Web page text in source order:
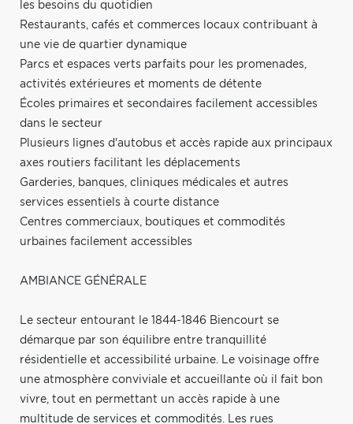
les besoins du quotidien
Restaurants, cafés et commerces locaux contribuant à
une vie de quartier dynamique
Parcs et espaces verts parfaits pour les promenades,
activités extérieures et moments de détente
Écoles primaires et secondaires facilement accessibles
dans le secteur
Plusieurs lignes d'autobus et accès rapide aux principaux
axes routiers facilitant les déplacements
Garderies, banques, cliniques médicales et autres
services essentiels à courte distance
Centres commerciaux, boutiques et commodités
urbaines facilement accessibles
AMBIANCE GÉNÉRALE
Le secteur entourant le 1844-1846 Biencourt se
démarque par son équilibre entre tranquillité
résidentielle et accessibilité urbaine. Le voisinage offre
une atmosphère conviviale et accueillante où il fait bon
vivre, tout en permettant un accès rapide à une
multitude de services et commodités. Les rues